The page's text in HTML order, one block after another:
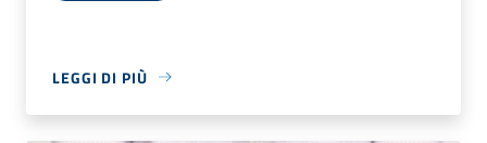
LEGGI DI PIÙ